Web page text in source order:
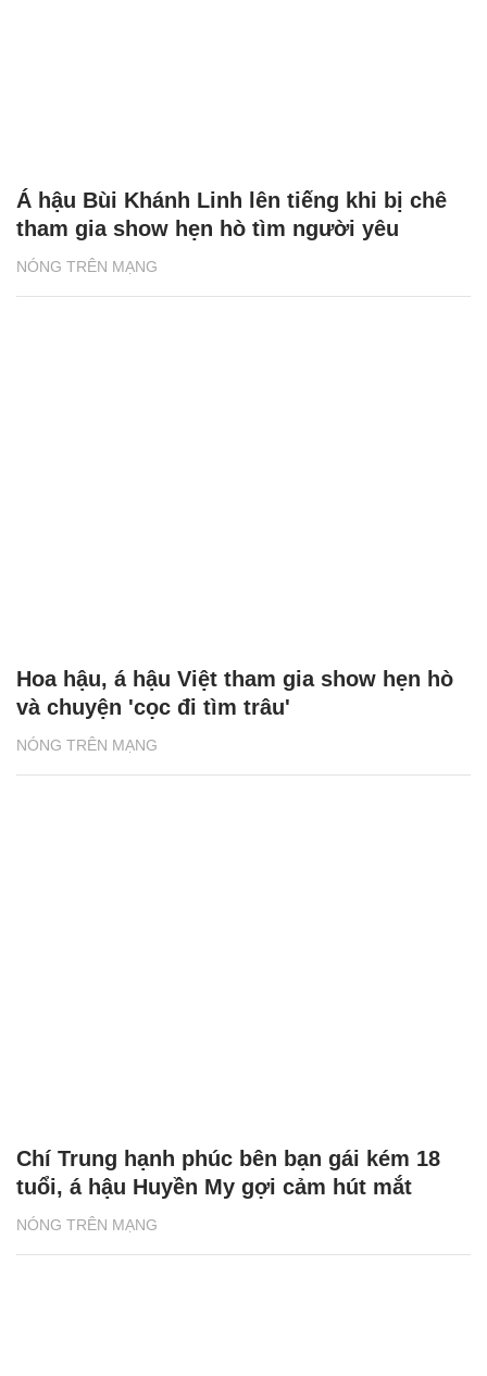
NÓNG TRÊN MẠNG
Á hậu Bùi Khánh Linh lên tiếng khi bị chê
tham gia show hẹn hò tìm người yêu
NÓNG TRÊN MẠNG
Hoa hậu, á hậu Việt tham gia show hẹn hò
và chuyện 'cọc đi tìm trâu'
NÓNG TRÊN MẠNG
Chí Trung hạnh phúc bên bạn gái kém 18
tuổi, á hậu Huyền My gợi cảm hút mắt